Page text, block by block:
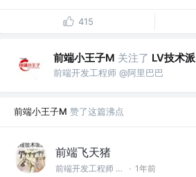
415
前端小王子M 关注了 LV技术派
前端开发工程师 @阿里巴巴
前端小王子M 赞了这篇沸点
前端飞天猪
前端开发工程师 @暂无 · 1年前